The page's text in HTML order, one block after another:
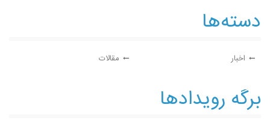
دسته‌ها
اخبار مقالات
برگه رویدادها